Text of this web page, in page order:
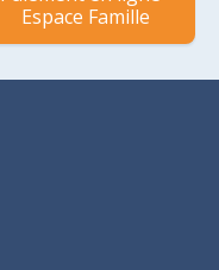
Espace Famille